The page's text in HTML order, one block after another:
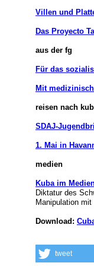
Villen und
Das Proyecto
aus der fg
Für das
Mit
reisen nach
SDAJ-
1. Mai in
medien
Kuba im
Diktatur des
Manipulation mit
Download:
tweet